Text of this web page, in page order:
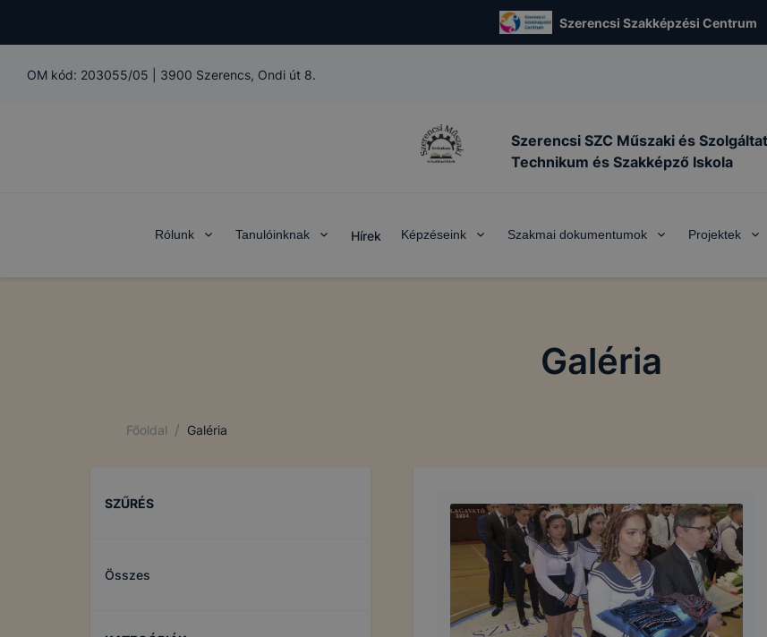
Szerencsi Szakképzési Centrum
OM kód: 203055/05 3900 Szerencs, Ondi út 8.
Szerencsi SZC Műszaki és
Technikum és Szakképző Iskola
Rólunk Tanulóinknak Hírek Képzéseink Szakmai dokumentumok Projektek
Galéria
Főoldal / Galéria
SZŰRÉS
Összes